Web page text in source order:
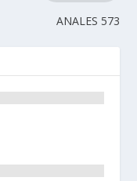
ANALES 573